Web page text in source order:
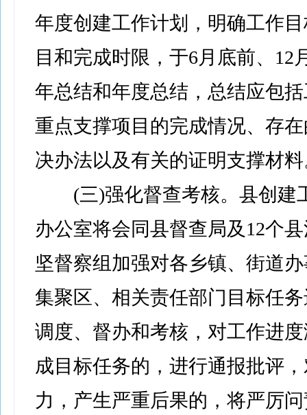
年度创建工作计划，明确工作
目和完成时限，于6月底前、12
年总结和年度总结，总结应包
重点支撑项目的完成情况、存
决办法以及有关的证明支撑材
(三)强化督查考核。县创建
办公室将会同县督查局及12个
坚督察组加强对各乡镇、街道
集聚区、相关责任部门目标任
调度、督办和考核，对工作进
成目标任务的，进行通报批评
力，产生严重后果的，将严厉